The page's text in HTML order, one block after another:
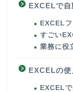
EXCELで自
EXCEL
すごい
業務に役
EXCELの使
EXCEL